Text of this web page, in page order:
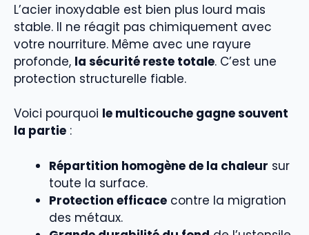
L’acier inoxydable est bien plus lourd mais
stable. Il ne réagit pas chimiquement avec
votre nourriture. Même avec une rayure
profonde, la sécurité reste totale. C’est une
protection structurelle fiable.
Voici pourquoi le multicouche gagne souvent
la partie :
Répartition homogène de la chaleur sur
toute la surface.
Protection efficace contre la migration
des métaux.